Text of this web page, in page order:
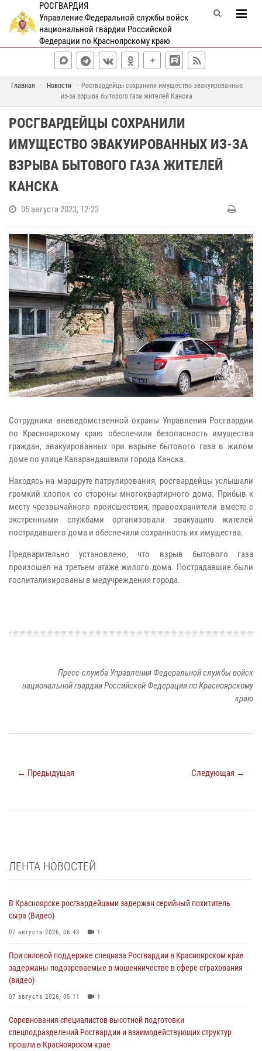
РОСГВАРДИЯ
Управление Федеральной службы войск
национальной гвардии Российской
Федерации по Красноярскому краю
Главная Новости
Росгвардейцы сохранили имущество эвакуированных
из-за взрыва бытового газа жителей Канска
РОСГВАРДЕЙЦЫ СОХРАНИЛИ
ИМУЩЕСТВО ЭВАКУИРОВАННЫХ ИЗ-ЗА
ВЗРЫВА БЫТОВОГО ГАЗА ЖИТЕЛЕЙ
КАНСКА
05 августа 2023, 12:23
Сотрудники вневедомственной охраны Управления Росгвардии
по Красноярскому краю обеспечили безопасность имущества
граждан, эвакуированных при взрыве бытового газа в жилом
доме по улице Каларандашвили города Канска.
Находясь на маршруте патрулирования, росгвардейцы услышали
громкий хлопок со стороны многоквартирного дома. Прибыв к
месту чрезвычайного происшествия, правоохранители вместе с
экстренными службами организовали эвакуацию жителей
пострадавшего дома и обеспечили сохранность их имущества.
Предварительно установлено, что взрыв бытового газа
произошел на третьем этаже жилого дома. Пострадавшие были
госпитализированы в медучреждения города.
Пресс-служба Управления Федеральной службы войск
национальной гвардии Российской Федерации по Красноярскому
краю
← Предыдущая Следующая →
ЛЕНТА НОВОСТЕЙ
В Красноярске росгвардейцами задержан серийный похититель
сыра (Видео)
07 августа 2026, 06:43 1
При силовой поддержке спецназа Росгвардии в Красноярском крае
задержаны подозреваемые в мошенничестве в сфере страхования
(видео)
07 августа 2026, 05:11 1
Соревнования специалистов высотной подготовки
спецподразделений Росгвардии и взаимодействующих структур
прошли в Красноярском крае